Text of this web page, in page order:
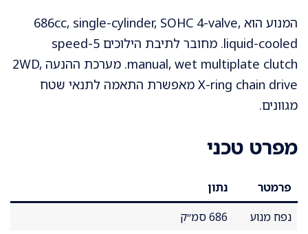
המנוע הוא 686cc, single-cylinder, SOHC 4-valve,
liquid-cooled. מחובר לתיבת הילוכים 5-speed
manual, wet multiplate clutch. מערכת ההנעה 2WD,
X-ring chain drive מאפשרת התאמה לתנאי שטח
מגוונים.
מפרט טכני
פרמטר
נתון
נפח מנוע
686 סמ״ק